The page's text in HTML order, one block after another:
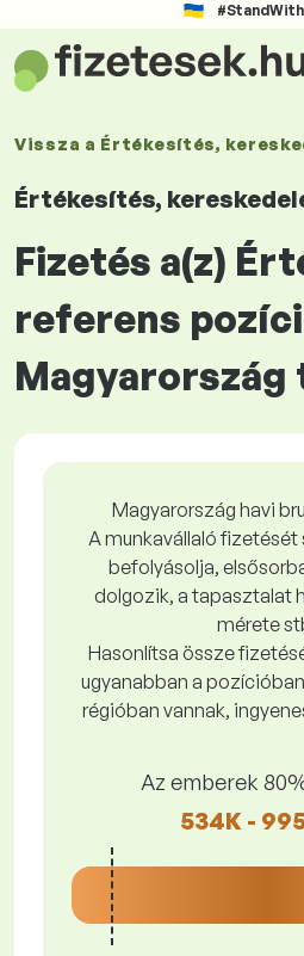
Vissza a Értékesítés,
Értékesítés,
Fizetés a(z)
referens
Magyarország havi
A munkavállaló
befolyásolja,
dolgozik, a tapasztalat
mérete
Hasonlítsa össze
ugyanabban a
régióban vannak,
Az emberek
534K -